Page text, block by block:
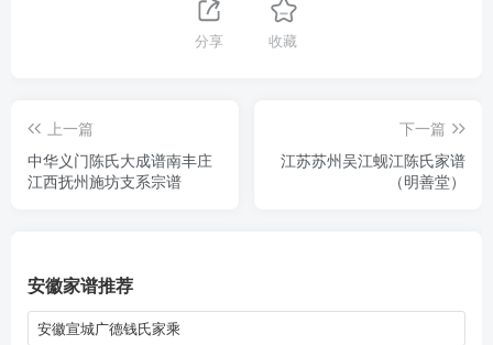
分享 收藏
上一篇
中华义门陈氏大成谱南丰庄
江西抚州施坊支系宗谱
下一篇
江苏苏州吴江蚬江陈氏家谱
（明善堂）
安徽家谱推荐
安徽宣城广德钱氏家乘